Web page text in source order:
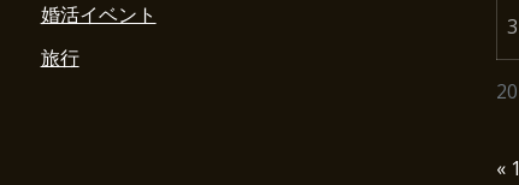
婚活イベント
旅行
«